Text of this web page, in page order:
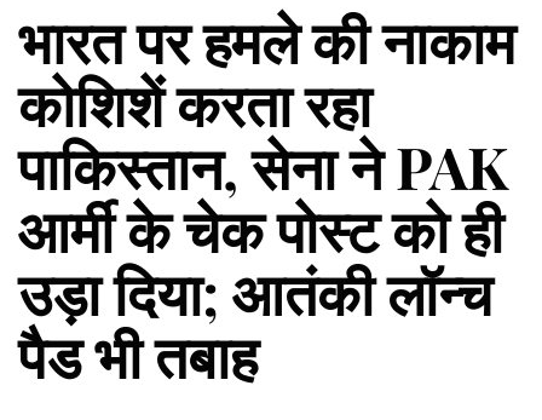
भारत पर हमले की नाकाम
कोशिशें करता रहा
पाकिस्तान, सेना ने PAK
आर्मी के चेक पोस्ट को ही
उड़ा दिया; आतंकी लॉन्च
पैड भी तबाह